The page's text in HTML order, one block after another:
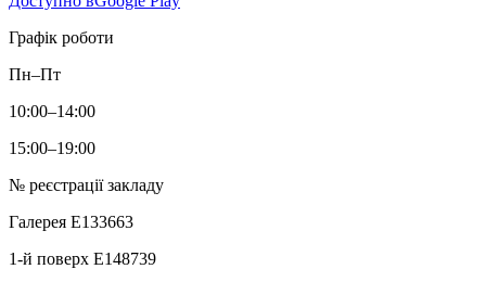
Графік роботи
Пн–Пт
10:00–14:00
15:00–19:00
№ реєстрації закладу
Галерея E133663
1-й поверх E148739